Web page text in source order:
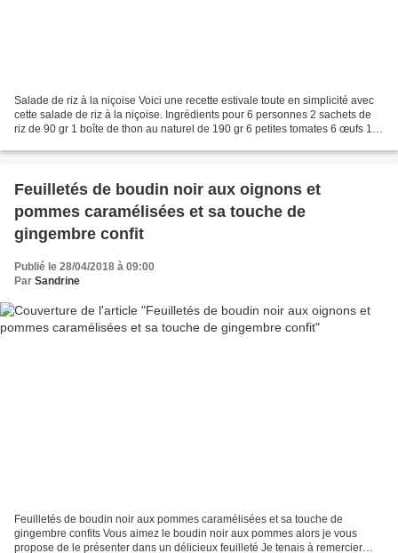
Salade de riz à la niçoise Voici une recette estivale toute en simplicité avec
cette salade de riz à la niçoise. Ingrédients pour 6 personnes 2 sachets de
riz de 90 gr 1 boîte de thon au naturel de 190 gr 6 petites tomates 6 œufs 1
Feuilletés de boudin noir aux oignons et
pommes caramélisées et sa touche de
gingembre confit
Publié le 28/04/2018 à 09:00
Par Sandrine
Feuilletés de boudin noir aux pommes caramélisées et sa touche de
gingembre confits Vous aimez le boudin noir aux pommes alors je vous
propose de le présenter dans un délicieux feuilleté Je tenais à remercier